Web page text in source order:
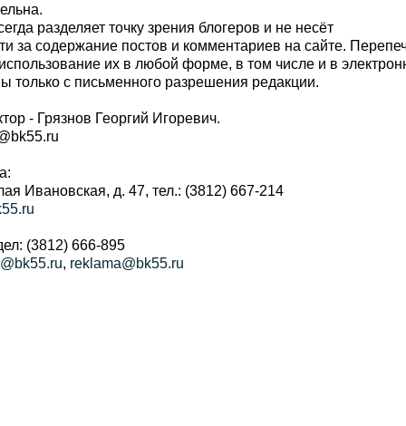
разделяет точку зрения блогеров и не несёт
за содержание постов и комментариев на сайте.
их в любой форме, в том числе и в
с письменного разрешения редакции.
- Грязнов Георгий Игоревич.
Ивановская, д. 47, тел.: (3812) 667-214
(3812) 666-895
, reklama@bk55.ru